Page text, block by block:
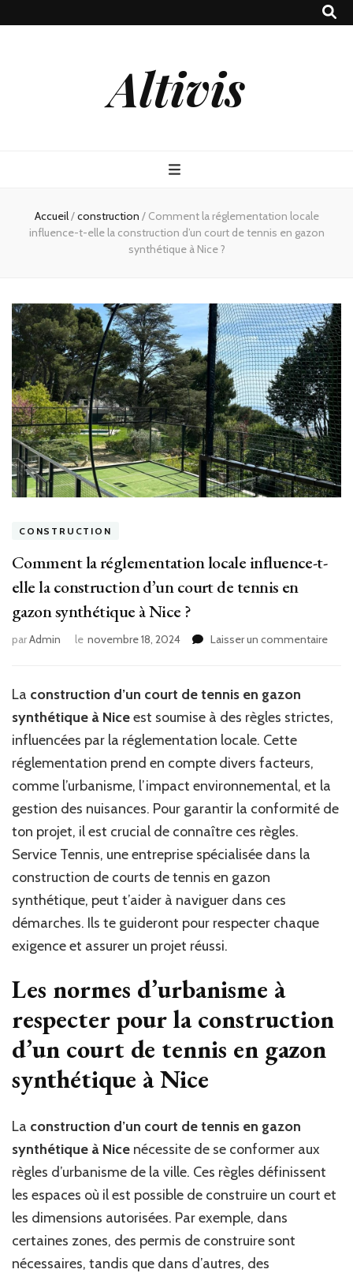
Altivis
Accueil/construction / Comment la réglementation locale
influence-t-elle la construction d’un court de tennis en gazon
synthétique à Nice ?
CONSTRUCTION
Comment la réglementation locale influence-t-
elle la construction d’un court de tennis en
gazon synthétique à Nice ?
parAdmin le novembre 18, 2024 Laisser un commentairesur
d’un
La construction d’un court de tennis en gazon
synthétique à Niceest soumise à des règles strictes,
influencées par la réglementation locale. Cette
réglementation prend en compte divers facteurs,
comme l’urbanisme, l’impact environnemental, et la
gestion des nuisances. Pour garantir la conformité de
ton projet, il est crucial de connaître ces règles.
Service Tennis, une entreprise spécialisée dans la
construction de courts de tennis en gazon
synthétique, peut t’aider à naviguer dans ces
démarches. Ils te guideront pour respecter chaque
exigence et assurer un projet réussi.
Les normes d’urbanisme à
respecter pour laconstruction
d’un court de tennis en gazon
synthétique à Nice
La construction d’un court de tennis en gazon
synthétique à Nice nécessite de se conformer aux
règles d’urbanisme de la ville. Ces règles définissent
les espaces où il est possible de construire un court et
les dimensions autorisées. Par exemple, dans
certaines zones, des permis de construire sont
nécessaires, tandis que dans d’autres, des